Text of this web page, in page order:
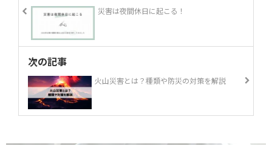
災害は夜間休日に起こる！
次の記事
火山災害とは？種類や防災の対策を解説